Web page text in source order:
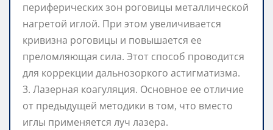
периферических зон роговицы металлической
нагретой иглой. При этом увеличивается
кривизна роговицы и повышается ее
преломляющая сила. Этот способ проводится
для коррекции дальнозоркого астигматизма.
3. Лазерная коагуляция. Основное ее отличие
от предыдущей методики в том, что вместо
иглы применяется луч лазера.